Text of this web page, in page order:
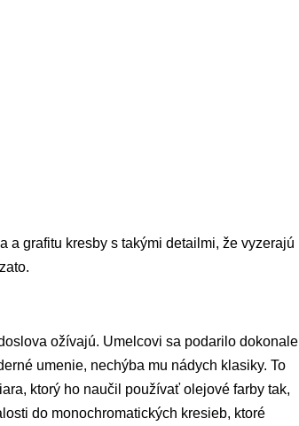
grafitu kresby s takými detailmi, že vyzerajú
ožívajú. Umelcovi sa podarilo dokonale
umenie, nechýba mu nádych klasiky. To
ktorý ho naučil používať olejové farby tak,
do monochromatických kresieb, ktoré